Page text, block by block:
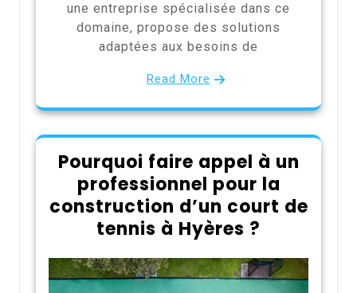
une entreprise spécialisée dans ce
domaine, propose des solutions
adaptées aux besoins de
Read More
Pourquoi faire appel à un
professionnel pour la
construction d’un court de
tennis à Hyères ?